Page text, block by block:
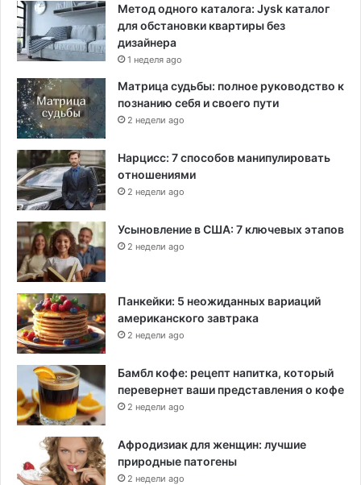
Метод одного каталога: Jysk каталог
для обстановки квартиры без
дизайнера
1 неделя ago
Матрица судьбы: полное руководство к
познанию себя и своего пути
2 недели ago
Нарцисс: 7 способов манипулировать
отношениями
2 недели ago
Усыновление в США: 7 ключевых этапов
2 недели ago
Панкейки: 5 неожиданных вариаций
американского завтрака
2 недели ago
Бамбл кофе: рецепт напитка, который
перевернет ваши представления о кофе
2 недели ago
Афродизиак для женщин: лучшие
природные патогены
2 недели ago